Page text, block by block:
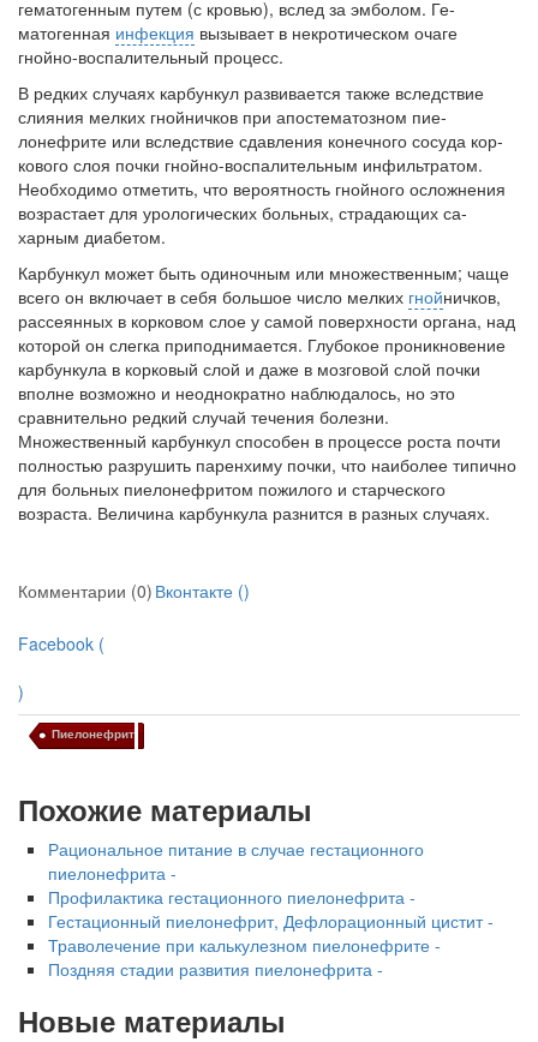
больничной палате
бесплатно, в течении всего срока лечения...
гематогенным путем (с кровью), вслед за эмболом. Ге­
матогенная инфекция вызывает в некротическом очаге
гнойно-воспалительный процесс.
В редких случаях карбункул развивается также вслед­ствие
слияния мелких гнойничков при апостематозном пие­
лонефрите или вследствие сдавления конечного сосуда кор­
кового слоя почки гнойно-воспалительным инфильтратом.
Необходимо отметить, что вероятность гнойного осложне­ния
возрастает для урологических больных, страдающих са­
харным диабетом.
Карбункул может быть одиночным или множественным; чаще
всего он включает в себя большое число мелких гной­ничков,
рассеянных в корковом слое у самой поверхности органа, над
которой он слегка приподнимается. Глубокое проникновение
карбункула в корковый слой и даже в мозго­вой слой почки
вполне возможно и неоднократно наблюда­лось, но это
сравнительно редкий случай течения болезни.
Множественный карбункул способен в процессе роста почти
полностью разрушить паренхиму почки, что наиболее ти­пично
для больных пиелонефритом пожилого и старческого
возраста. Величина карбункула разнится в разных случаях.
Комментарии (0) Вконтакте ()
Facebook (
)
Пиелонефрит
Похожие материалы
Рациональное питание в случае гестацион­ного
пиелонефрита -
Профилактика гестационного пиелонефрита -
Гестационный пиелонефрит, Дефлорационный цистит -
Траволечение при калькулезном пиелонефрите -
Поздняя стадии развития пиелонефрита -
Новые материалы